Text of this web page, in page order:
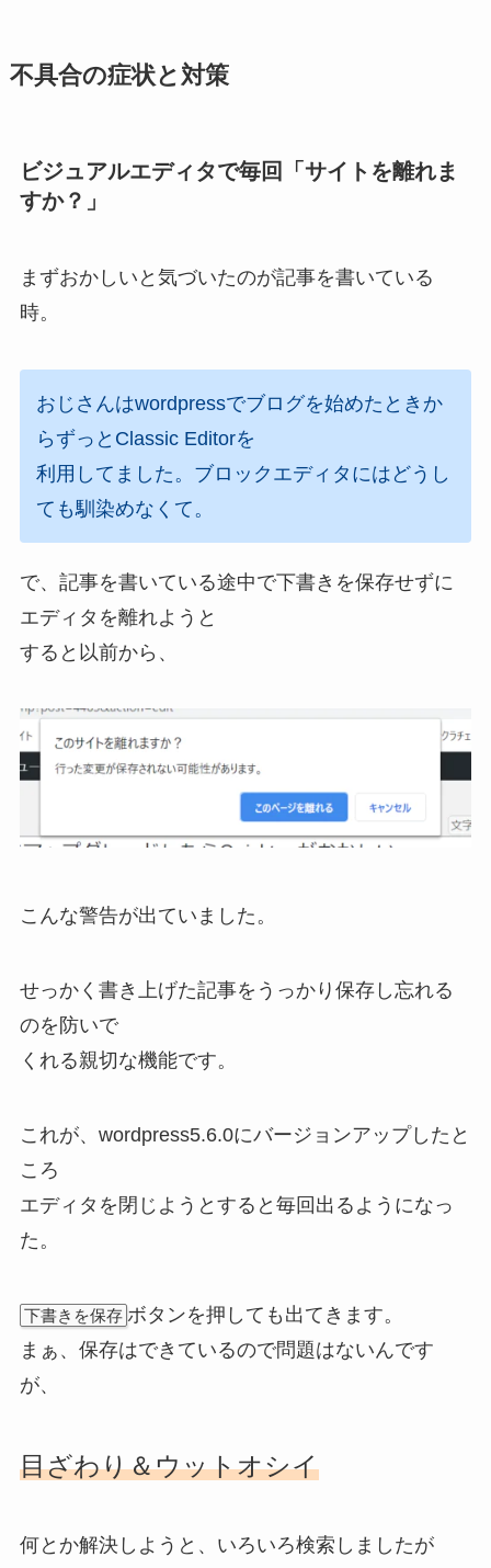
不具合の症状と対策
ビジュアルエディタで毎回「サイトを離れま
すか？」
まずおかしいと気づいたのが記事を書いている
時。
おじさんはwordpressでブログを始めたときか
らずっとClassic Editorを
利用してました。ブロックエディタにはどうし
ても馴染めなくて。
で、記事を書いている途中で下書きを保存せずに
エディタを離れようと
すると以前から、
こんな警告が出ていました。
せっかく書き上げた記事をうっかり保存し忘れる
のを防いで
くれる親切な機能です。
これが、wordpress5.6.0にバージョンアップしたと
ころ
エディタを閉じようとすると毎回出るようになっ
た。
下書きを保存 ボタンを押しても出てきます。
まぁ、保存はできているので問題はないんです
が、
目ざわり＆ウットオシイ
何とか解決しようと、いろいろ検索しましたが